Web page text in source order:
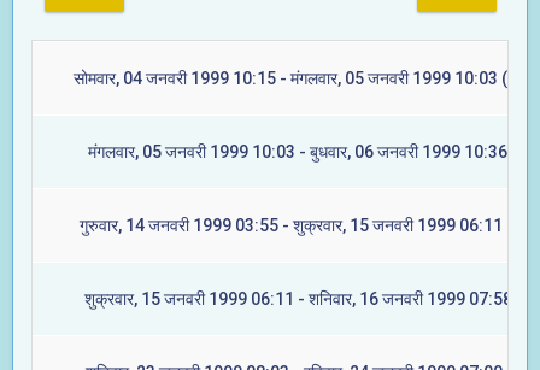
सोमवार, 04 जनवरी 1999 10:15 - मंगलवार, 05 जनवरी 1999 10:03
मंगलवार, 05 जनवरी 1999 10:03 - बुधवार, 06 जनवरी 1999 10:36
गुरुवार, 14 जनवरी 1999 03:55 - शुक्रवार, 15 जनवरी 1999 06:11
शुक्रवार, 15 जनवरी 1999 06:11 - शनिवार, 16 जनवरी 1999 07:58